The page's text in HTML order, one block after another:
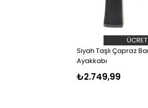
Siyah Taşlı Çapraz
Ayakkabı
₺2.749,99